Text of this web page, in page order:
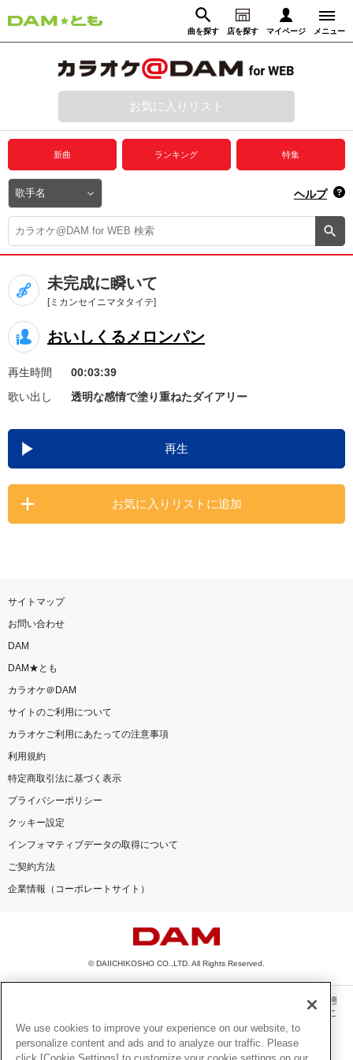
曲を探す 店を探す マイページ メニュー
動画からさがす 録音からさがす
ログイン
プレミアムサービス
DAM★とも動画
DAM★とも録音
カラオケ＠DAM
ユーザー検索
キャンペーン
お知らせ よくあるご質問
DAMの新曲・ランキングなど
カラオケ最新情報をチェック！
お気に入りリスト
新曲 ランキング 特集
ヘルプ
未完成に瞬いて
[ミカンセイニマタタイテ]
おいしくるメロンパン
再生時間
00:03:39
歌い出し
透明な感情で塗り重ねたダイアリー
再生
お気に入りリストに追加
サイトマップ
お問い合わせ
DAM
DAM★とも
カラオケ＠DAM
サイトのご利用について
カラオケご利用にあたっての注意事項
利用規約
特定商取引法に基づく表示
プライバシーポリシー
クッキー設定
インフォマティブデータの取得について
ご契約方法
企業情報（コーポレートサイト）
© DAIICHIKOSHO CO.,LTD. All Rights Reserved.
このサイトに掲載されている一切の文章・画像・写真・動画・音声等を、手段や形態
を問わず、著作権法の定める範囲を超えて無断で複製、転載、ファイル化などするこ
とを禁じます。
楽曲及びコンテンツは、機種によりご利用いただけない場合があります。
We use cookies to improve your experience on our website, to
personalize content and ads and to analyze our traffic. Please